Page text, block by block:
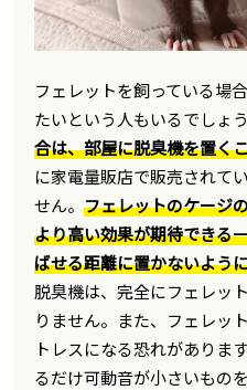
フェレットを飼っている場
たいという人もいるでしょ
合は、部屋に脱臭機を置く
に家電量販店で販売されて
せん。フェレットのケージ
より高い効果が期待できる
ばせる距離に置かないよう
脱臭機は、完全にフェレッ
りません。また、フェレッ
トレスになる恐れがありま
るだけ可動音が小さいもの